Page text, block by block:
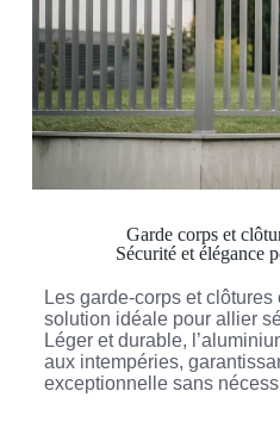
Garde corps et
Sécurité et élégance
Les garde-corps et
solution idéale pour allier
Léger et durable,
aux intempéries,
exceptionnelle sans